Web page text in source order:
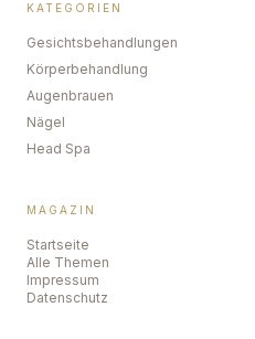
KATEGORIEN
Gesichtsbehandlungen
Körperbehandlung
Augenbrauen
Nägel
Head Spa
MAGAZIN
Startseite
Alle Themen
Impressum
Datenschutz